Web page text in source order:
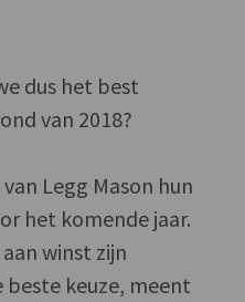
dus het best
van 2018?
Legg Mason hun
het komende jaar.
winst zijn
keuze, meent